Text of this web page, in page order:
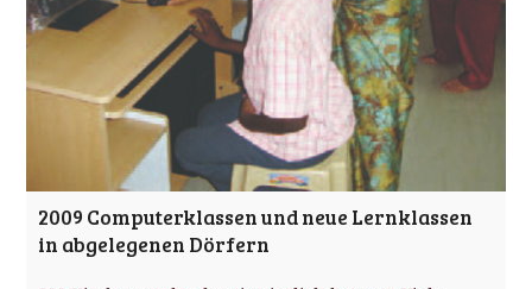
2009 Computerklassen und neue Lernklassen
in abgelegenen Dörfern